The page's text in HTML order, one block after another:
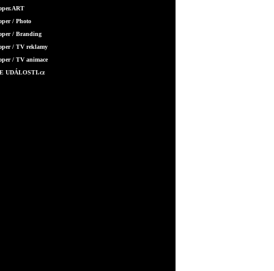
/ Photo
/ Branding
/ TV reklamy
/ TV animace
UDÁLOSTI.cz